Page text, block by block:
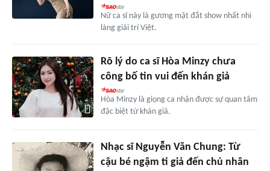
Nữ ca sĩ này là gương mặt đắt show nhất nhì
làng giải trí Việt.
Rõ lý do ca sĩ Hòa Minzy chưa
công bố tin vui đến khán giả
Hòa Minzy là giọng ca nhận được sự quan tâm
đặc biệt từ khán giả.
Nhạc sĩ Nguyễn Văn Chung: Từ
cậu bé ngậm ti giả đến chủ nhân